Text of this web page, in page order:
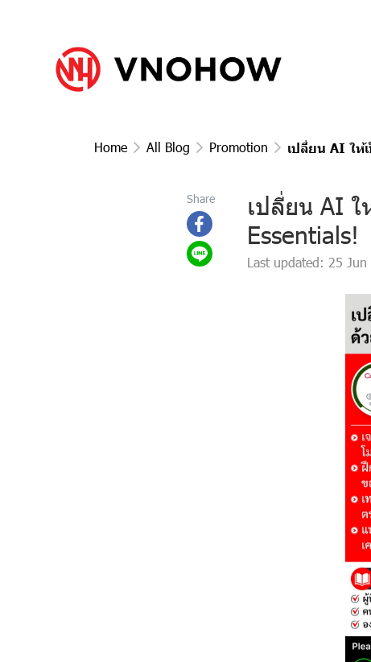
Home All Blog Promotion เปลี่ยน AI ให้
Share
เปลี่ยน AI
Essentials!
Last updated: 25 Jun